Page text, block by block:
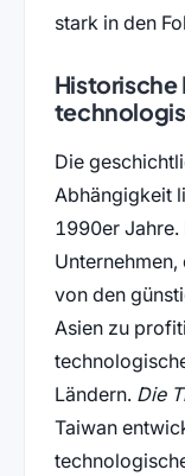
stark in den
Die
Abhängigkeit
1990er Jahre.
von den
Asien zu
Ländern. Die
Taiwan